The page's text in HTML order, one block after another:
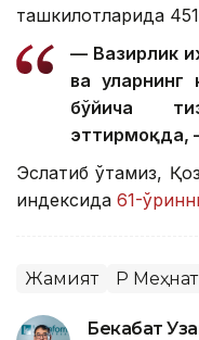
ташкилотларида
— Вазирлик
ва
бўйича
эттирмоқда,
Эслатиб ўтамиз,
индексида 61-
Жамият ҚР
Бекабат